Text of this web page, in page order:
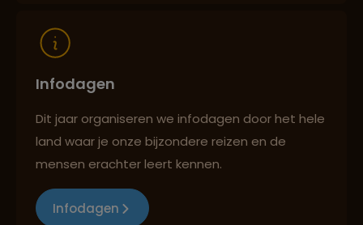
Infodagen
Dit jaar organiseren we infodagen door het hele
land waar je onze bijzondere reizen en de
mensen erachter leert kennen.
Infodagen